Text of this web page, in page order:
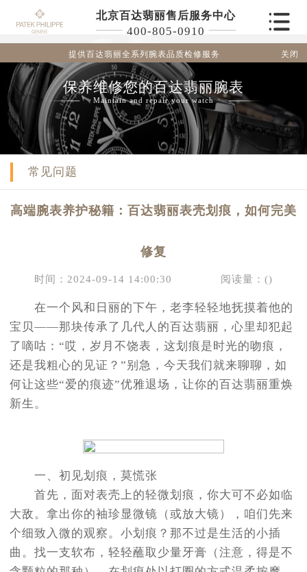
北京百达翡丽售后服务中心
400-805-0910
提供百达翡丽全系列腕表品质检修服务 关闭
保养维修您的百达翡丽腕表
Maintain and repair your watch
常见问题
高端腕表养护秘籍：百达翡丽表壳划痕，如何完美
修复
时间：2024-09-14 14:00:30 阅读量：()
在一个风和日丽的下午，老李轻轻地抚摸着他的
宝贝——那块传承了几代人的百达翡丽，心里却犯起
了嘀咕：“哎，岁月不饶表，这划痕是时光的吻痕，
还是我粗心的见证？”别急，今天我们就来聊聊，如
何让这些“爱的痕迹”优雅退场，让你的百达翡丽重焕
新生。
一、初见划痕，莫慌张
首先，面对表壳上的轻微划痕，你大可不必如临
大敌。拿出你的袖珍显微镜（或放大镜），咱们先来
个细致入微的观察。小划痕？那不过是生活的小插
曲。找一支软布，轻轻蘸取少量牙膏（注意，得是不